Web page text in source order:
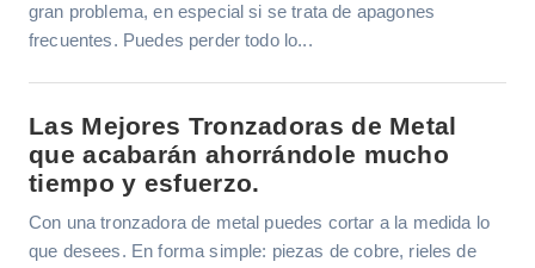
gran problema, en especial si se trata de apagones
frecuentes. Puedes perder todo lo...
Las Mejores Tronzadoras de Metal
que acabarán ahorrándole mucho
tiempo y esfuerzo.
Con una tronzadora de metal puedes cortar a la medida lo
que desees. En forma simple: piezas de cobre, rieles de